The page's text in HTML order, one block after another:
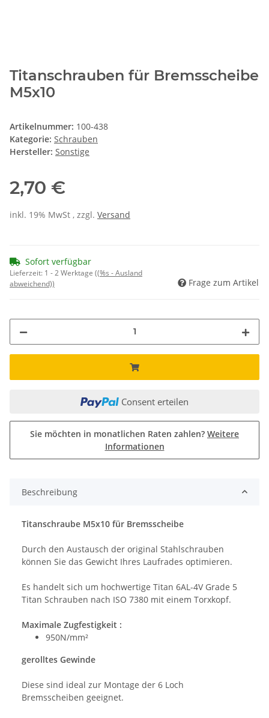
Titanschrauben für Bremsscheibe
M5x10
Artikelnummer: 100-438
Kategorie: Schrauben
Hersteller: Sonstige
2,70 €
inkl. 19% MwSt , zzgl. Versand
Sofort verfügbar
Lieferzeit: 1 - 2 Werktage ((%s - Ausland
abweichend))
Frage zum Artikel
Consent erteilen
Sie möchten in monatlichen Raten zahlen? Weitere
Informationen
Beschreibung
Titanschraube M5x10 für Bremsscheibe
Durch den Austausch der original Stahlschrauben
können Sie das Gewicht Ihres Laufrades optimieren.
Es handelt sich um hochwertige Titan 6AL-4V Grade 5
Titan Schrauben nach ISO 7380 mit einem Torxkopf.
Maximale Zugfestigkeit :
950N/mm²
gerolltes Gewinde
Diese sind ideal zur Montage der 6 Loch
Bremsscheiben geeignet.